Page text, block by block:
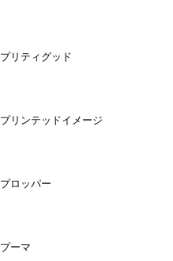
プリティグッド
プリンテッドイメージ
プロッパー
プーマ